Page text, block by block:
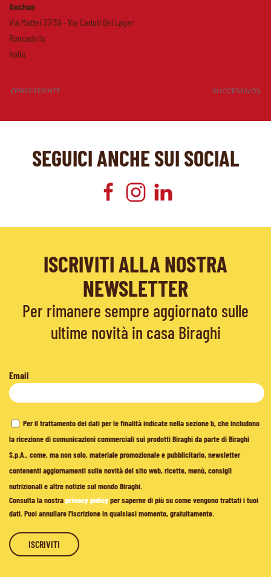
Auchan
Via Mattei 37/39 - Via Caduti Dei Lager
Roncadelle
Italia
PRECEDENTE SUCCESSIVO
SEGUICI ANCHE SUI SOCIAL
ISCRIVITI ALLA NOSTRA
NEWSLETTER
Per rimanere sempre aggiornato sulle
ultime novità in casa Biraghi
Email
Per il trattamento dei dati per le finalità indicate nella sezione b, che includono
la ricezione di comunicazioni commerciali sui prodotti Biraghi da parte di Biraghi
S.p.A., come, ma non solo, materiale promozionale e pubblicitario, newsletter
contenenti aggiornamenti sulle novità del sito web, ricette, menù, consigli
nutrizionali e altre notizie sul mondo Biraghi.
Consulta la nostraprivacy policyper saperne di più su come vengono trattati i tuoi
dati. Puoi annullare l'iscrizione in qualsiasi momento, gratuitamente.